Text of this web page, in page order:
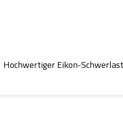
Hochwertiger Eikon-